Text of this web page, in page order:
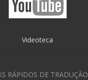
Videoteca
RÁPIDOS DE TRADUÇÃO